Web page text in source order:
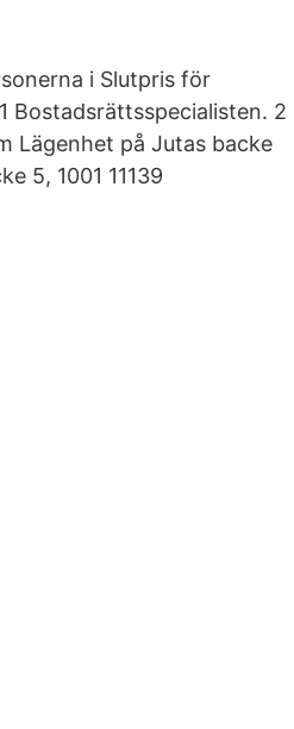
i Slutpris för
Bostadsrättsspecialisten. 2
Lägenhet på Jutas backe
5, 1001 11139